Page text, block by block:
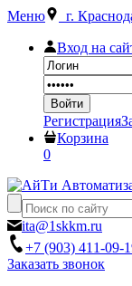
Меню г.
Вход на
Регистрация
Корзина
0
ita@1skkm.ru
+7 (903) 411-09-
Заказать звонок